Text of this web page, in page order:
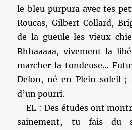
le bleu purpura avec tes
Roucas, Gilbert Collard,
de la gueule les vieux
Rhhaaaaa, vivement la
marcher la tondeuse…
Delon, né en Plein soleil
d’un pourri.
– EL : Des études ont
sainement, tu fais du